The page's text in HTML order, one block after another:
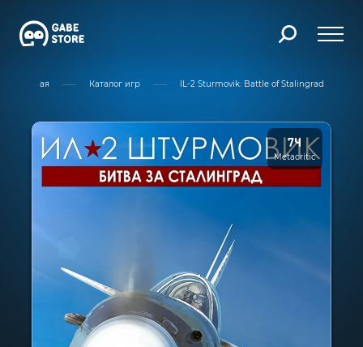
Главная Каталог игр IL-2 Sturmovik: Battle of Stalingrad
74
Metacritic